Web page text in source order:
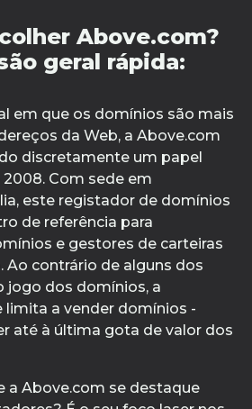
Above.com?
geral rápida:
em que os domínios são mais
da Web, a Above.com
discretamente um papel
Com sede em
este registador de domínios
de referência para
e gestores de carteiras
contrário de alguns dos
jogo dos domínios, a
limita a vender domínios -
até à última gota de valor dos
a Above.com se destaque